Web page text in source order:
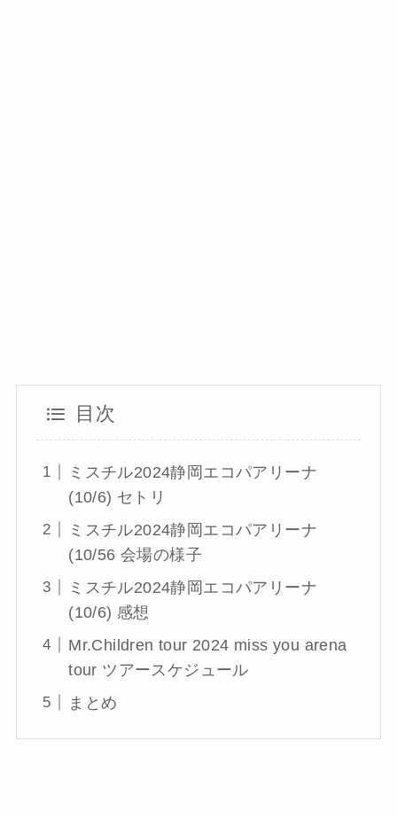
目次
ミスチル2024静岡エコパアリーナ
(10/6) セトリ
ミスチル2024静岡エコパアリーナ
(10/56 会場の様子
ミスチル2024静岡エコパアリーナ
(10/6) 感想
Mr.Children tour 2024 miss you arena
tour ツアースケジュール
まとめ